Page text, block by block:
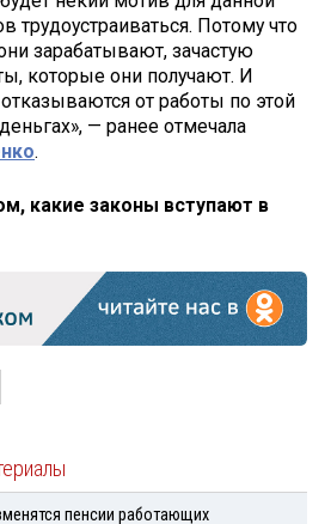
трудоустраиваться. Потому что
зарабатывают, зачастую
которые они получают. И
от работы по этой
— ранее отмечала
.
какие законы вступают в
пенсии работающих